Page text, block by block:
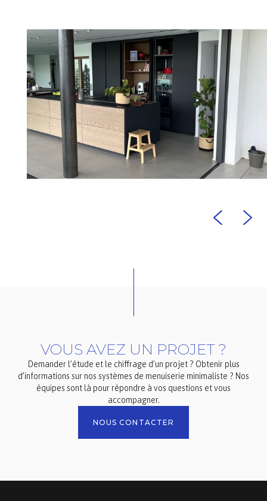
VOUS AVEZ UN PROJET ?
Demander l’étude et le chiffrage d’un projet ? Obtenir plus
d’informations sur nos systèmes de menuiserie minimaliste ? Nos
équipes sont là pour répondre à vos questions et vous
accompagner.
NOUS CONTACTER